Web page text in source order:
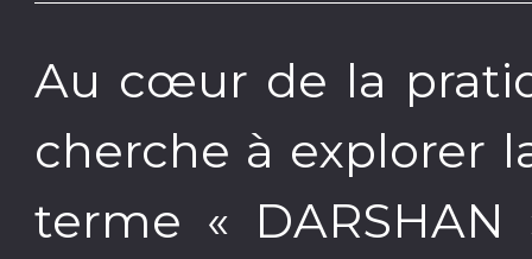
Au cœur de la
cherche à explorer
terme «